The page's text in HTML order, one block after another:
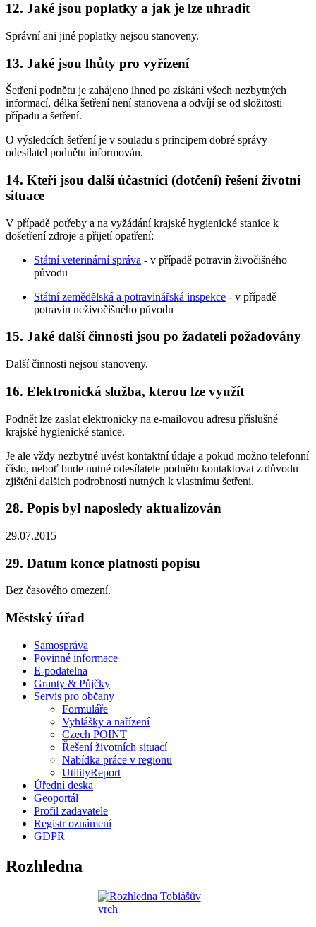
12. Jaké jsou poplatky a jak je lze uhradit
Správní ani jiné poplatky nejsou stanoveny.
13. Jaké jsou lhůty pro vyřízení
Šetření podnětu je zahájeno ihned po získání všech nezbytných
informací, délka šetření není stanovena a odvíjí se od složitosti
případu a šetření.
O výsledcích šetření je v souladu s principem dobré správy
odesílatel podnětu informován.
14. Kteří jsou další účastníci (dotčení) řešení životní
situace
V případě potřeby a na vyžádání krajské hygienické stanice k
došetření zdroje a přijetí opatření:
Státní veterinární správa - v případě potravin živočišného
původu
Státní zemědělská a potravinářská inspekce - v případě
potravin neživočišného původu
15. Jaké další činnosti jsou po žadateli požadovány
Další činnosti nejsou stanoveny.
16. Elektronická služba, kterou lze využít
Podnět lze zaslat elektronicky na e-mailovou adresu příslušné
krajské hygienické stanice.
Je ale vždy nezbytné uvést kontaktní údaje a pokud možno telefonní
číslo, neboť bude nutné odesílatele podnětu kontaktovat z důvodu
zjištění dalších podrobností nutných k vlastnímu šetření.
28. Popis byl naposledy aktualizován
29.07.2015
29. Datum konce platnosti popisu
Bez časového omezení.
Městský úřad
Samospráva
Povinné informace
E-podatelna
Granty & Půjčky
Servis pro občany
Formuláře
Vyhlášky a nařízení
Czech POINT
Řešení životních situací
Nabídka práce v regionu
UtilityReport
Úřední deska
Geoportál
Profil zadavatele
Registr oznámení
GDPR
Rozhledna